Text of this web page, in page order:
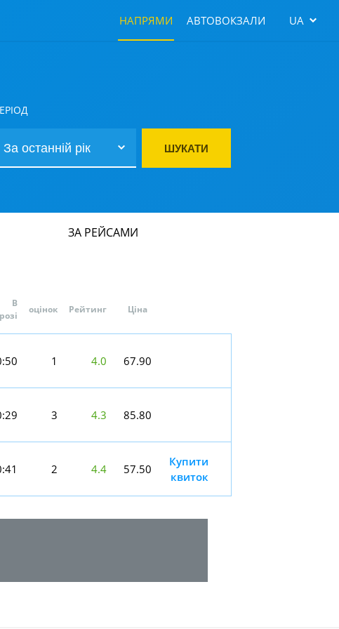
НАПРЯМИ АВТОВОКЗАЛИ UA
ШУКАТИ
ЗА РЕЙСАМИ
В
оцінок Рейтинг Ціна
1 4.0 67.90
3 4.3 85.80
2 4.4 57.50
Купити
квиток